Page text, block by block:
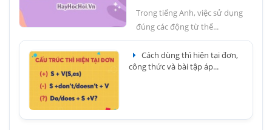
Trong tiếng Anh, việc sử dụng
đúng các động từ thể...
Cách dùng thì hiện tại đơn,
công thức và bài tập áp...